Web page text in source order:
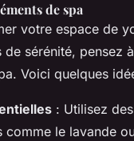
de spa
votre espace de
de sérénité, pensez
Voici quelques
: Utilisez
comme le lavande